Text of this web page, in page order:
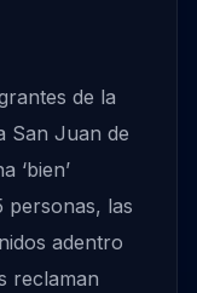
de la
San Juan de
‘bien’
personas, las
adentro
reclaman